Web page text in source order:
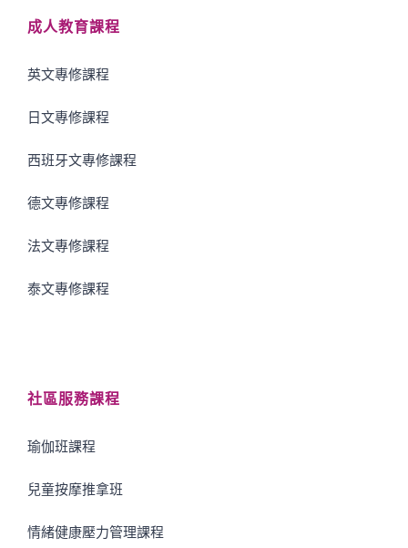
成人教育課程
英文專修課程
日文專修課程
西班牙文專修課程
德文專修課程
法文專修課程
泰文專修課程
社區服務課程
瑜伽班課程
兒童按摩推拿班
情緒健康壓力管理課程